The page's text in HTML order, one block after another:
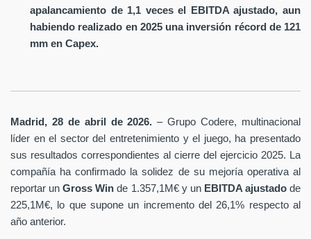
apalancamiento de 1,1 veces el EBITDA ajustado, aun
habiendo realizado en 2025 una inversión récord de 121
mm en Capex.
Madrid, 28 de abril de 2026. – Grupo Codere, multinacional
líder en el sector del entretenimiento y el juego, ha presentado
sus resultados correspondientes al cierre del ejercicio 2025. La
compañía ha confirmado la solidez de su mejoría operativa al
reportar unGross Winde 1.357,1M€ y un EBITDA ajustadode
225,1M€, lo que supone un incremento del 26,1% respecto al
año anterior.